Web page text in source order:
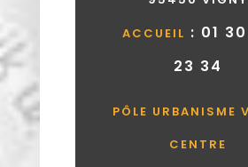
ACCUEIL : 01
23 34
PÔLE URBANISME
CENTRE